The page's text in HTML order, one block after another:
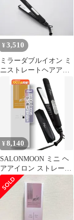
¥ 3,510
ミラーダブルイオン ミ
ニストレートヘアアイ
ロン SLM110
SALONMOON(サロン
ムーン) [交流（コー
ド）式]
¥8,140
SALONMOON ミニ ヘ
アアイロン ストレート
20mm 2WAY 軽量 コン
パクト 高速起動 ダブル
マイナスイオン 80～
230℃ | デジタル表示 海
外対応 80～230℃ 人気